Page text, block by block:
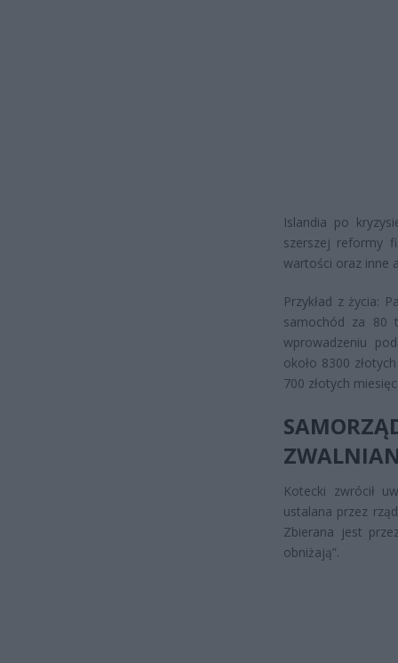
Islandia po
szerszej reformy
wartości oraz inne
Przykład z życia:
samochód za 80
wprowadzeniu
około 8300
700 złotych
Kotecki zwrócił
ustalana przez
Zbierana jest
obniżają”.